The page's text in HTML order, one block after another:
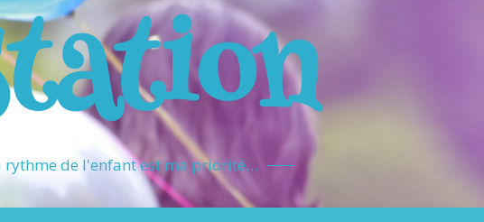
rythme de l'enfant est ma priorité…